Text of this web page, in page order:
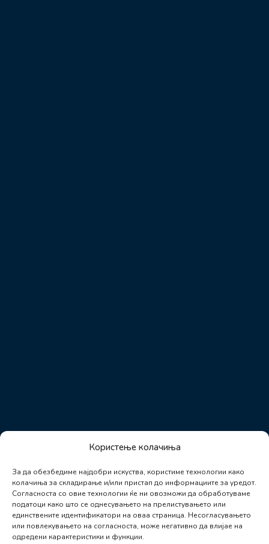
Користење колачиња
За да обезбедиме најдобри искуства, користиме технологии како
колачиња за складирање и/или пристап до информациите за уредот.
Согласноста со овие технологии ќе ни овозможи да обработуваме
податоци како што се однесувањето на прелистувањето или
единствените идентификатори на оваа страница. Несогласувањето
или повлекувањето на согласноста, може негативно да влијае на
одредени карактеристики и функции.